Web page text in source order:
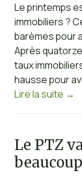
Le printemps
immobiliers ?
barèmes pour
Après
taux
hausse pour
Lire la suite →
Le PTZ